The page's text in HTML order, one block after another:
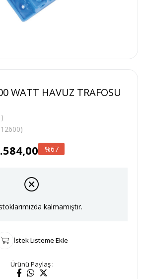
WATT HAVUZ TRAFOSU
67
kalmamıştır.
İstek Listeme Ekle
Ürünü Paylaş :